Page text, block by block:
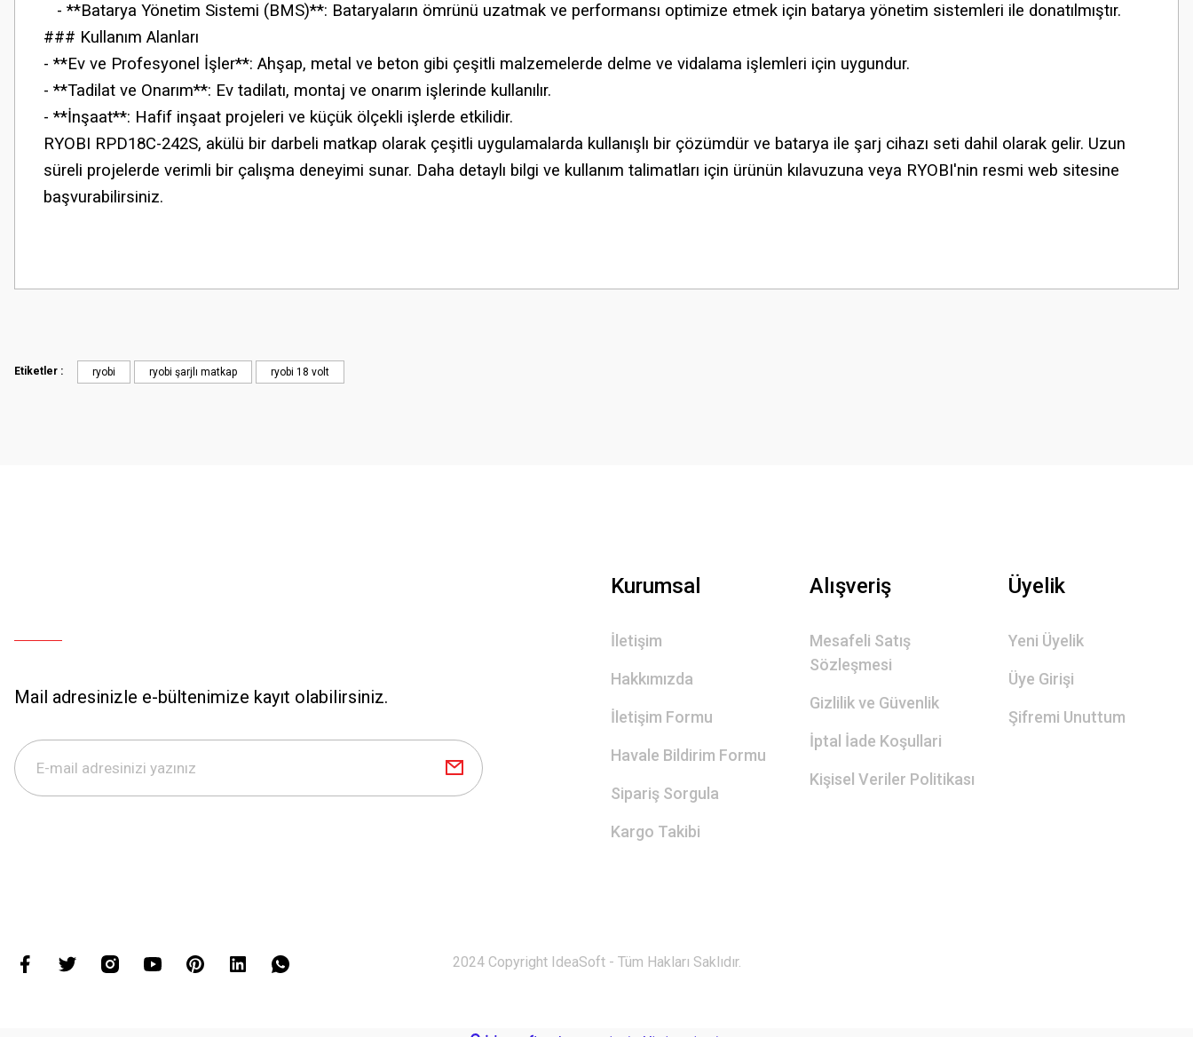
- **Batarya Yönetim Sistemi (BMS)**: Bataryaların ömrünü uzatmak ve performansı optimize etmek için batarya yönetim sistemleri ile donatılmıştır.
### Kullanım Alanları
- **Ev ve Profesyonel İşler**: Ahşap, metal ve beton gibi çeşitli malzemelerde delme ve vidalama işlemleri için uygundur.
- **Tadilat ve Onarım**: Ev tadilatı, montaj ve onarım işlerinde kullanılır.
- **İnşaat**: Hafif inşaat projeleri ve küçük ölçekli işlerde etkilidir.
RYOBI RPD18C-242S, akülü bir darbeli matkap olarak çeşitli uygulamalarda kullanışlı bir çözümdür ve batarya ile şarj cihazı seti dahil olarak gelir. Uzun
süreli projelerde verimli bir çalışma deneyimi sunar. Daha detaylı bilgi ve kullanım talimatları için ürünün kılavuzuna veya RYOBI'nin resmi web sitesine
başvurabilirsiniz.
Etiketler : ryobi ryobi şarjlı matkap ryobi 18 volt
Mail adresinizle e-bültenimize kayıt olabilirsiniz.
Kurumsal
İletişim
Hakkımızda
İletişim Formu
Havale Bildirim Formu
Sipariş Sorgula
Kargo Takibi
Alışveriş
Mesafeli Satış
Sözleşmesi
Gizlilik ve Güvenlik
İptal İade Koşullari
Kişisel Veriler Politikası
Üyelik
Yeni Üyelik
Üye Girişi
Şifremi Unuttum
2024 Copyright IdeaSoft - Tüm Hakları Saklıdır.